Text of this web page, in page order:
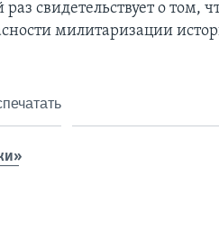
свидетельствует о том,
милитаризации